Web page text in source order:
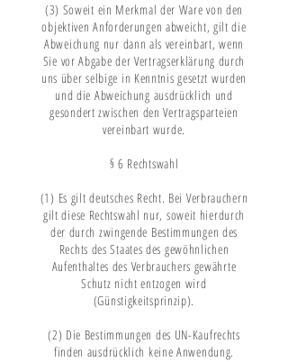
(3) Soweit ein Merkmal der Ware von den
objektiven Anforderungen abweicht, gilt die
Abweichung nur dann als vereinbart, wenn
Sie vor Abgabe der Vertragserklärung durch
uns über selbige in Kenntnis gesetzt wurden
und die Abweichung ausdrücklich und
gesondert zwischen den Vertragsparteien
vereinbart wurde.
§ 6 Rechtswahl
(1) Es gilt deutsches Recht. Bei Verbrauchern
gilt diese Rechtswahl nur, soweit hierdurch
der durch zwingende Bestimmungen des
Rechts des Staates des gewöhnlichen
Aufenthaltes des Verbrauchers gewährte
Schutz nicht entzogen wird
(Günstigkeitsprinzip).
(2) Die Bestimmungen des UN-Kaufrechts
finden ausdrücklich keine Anwendung.